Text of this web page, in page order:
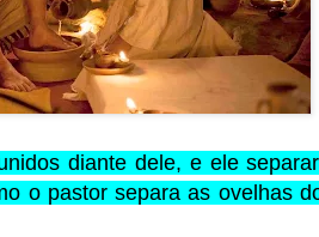
diante dele, e ele
o pastor separa as ovelhas